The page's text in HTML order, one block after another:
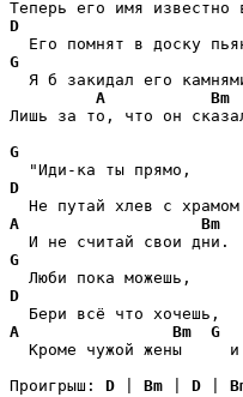
D
G
Я б закидал его
A
Bm
Лишь за то, что он
G
D
A
Bm
G
D
A
Bm G
Кроме чужой жены     и
Проигрыш: D Bm D